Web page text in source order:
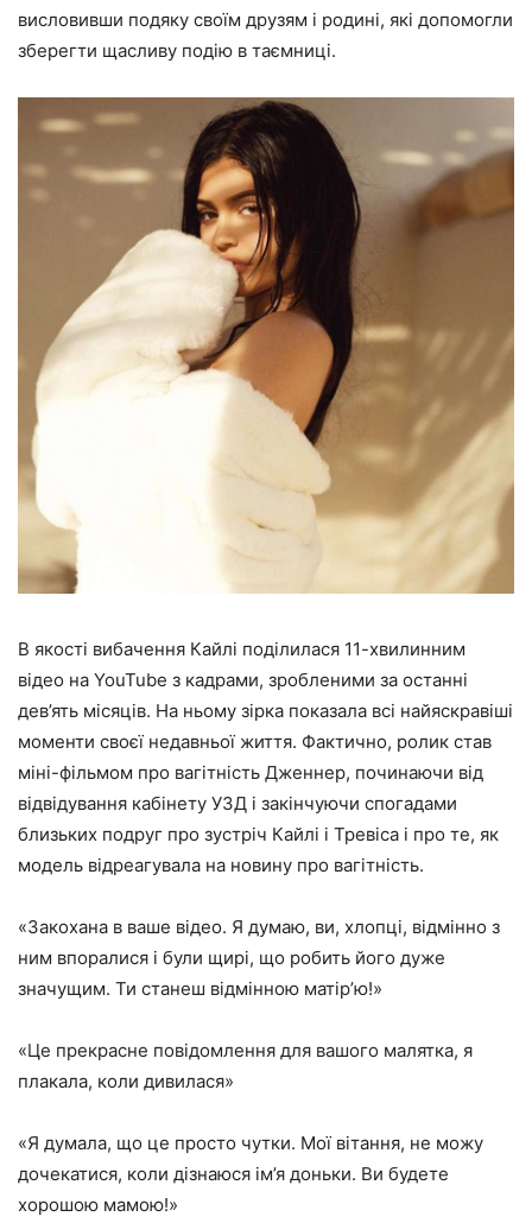
висловивши подяку своїм друзям і родині, які допомогли
зберегти щасливу подію в таємниці.
В якості вибачення Кайлі поділилася 11-хвилинним
відео на YouTube з кадрами, зробленими за останні
дев’ять місяців. На ньому зірка показала всі найяскравіші
моменти своєї недавньої життя. Фактично, ролик став
міні-фільмом про вагітність Дженнер, починаючи від
відвідування кабінету УЗД і закінчуючи спогадами
близьких подруг про зустріч Кайлі і Тревіса і про те, як
модель відреагувала на новину про вагітність.
«Закохана в ваше відео. Я думаю, ви, хлопці, відмінно з
ним впоралися і були щирі, що робить його дуже
значущим. Ти станеш відмінною матір’ю!»
«Це прекрасне повідомлення для вашого малятка, я
плакала, коли дивилася»
«Я думала, що це просто чутки. Мої вітання, не можу
дочекатися, коли дізнаюся ім’я доньки. Ви будете
хорошою мамою!»